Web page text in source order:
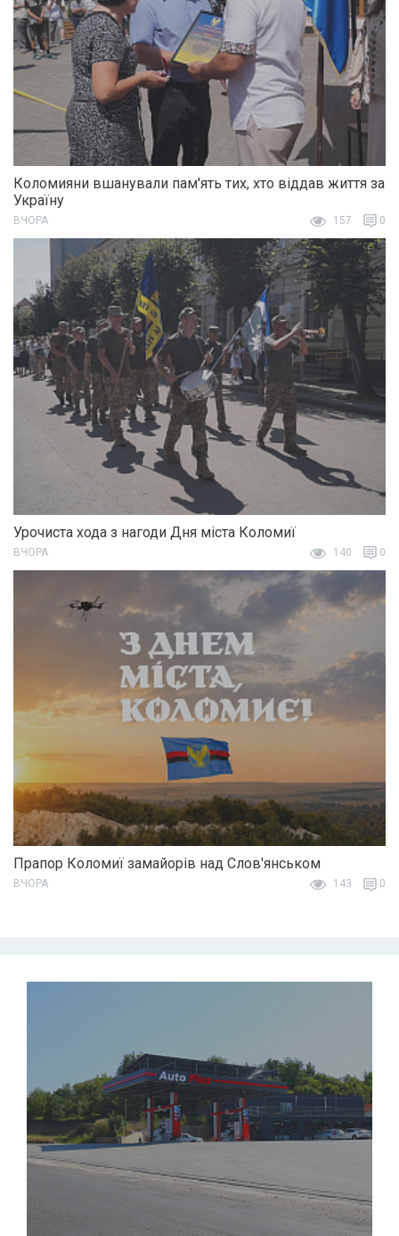
Коломияни вшанували пам'ять тих, хто віддав життя за
Україну
ВЧОРА 157 0
Урочиста хода з нагоди Дня міста Коломиї
ВЧОРА 140 0
Прапор Коломиї замайорів над Слов'янськом
ВЧОРА 143 0